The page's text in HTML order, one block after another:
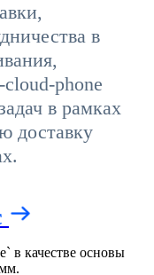
в
phone
в рамках
доставку